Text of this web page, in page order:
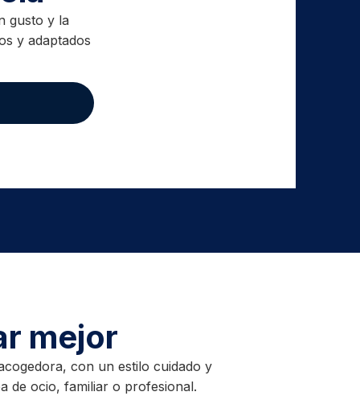
gusto y la
y adaptados
mejor
con un estilo cuidado y
de ocio, familiar o profesional.